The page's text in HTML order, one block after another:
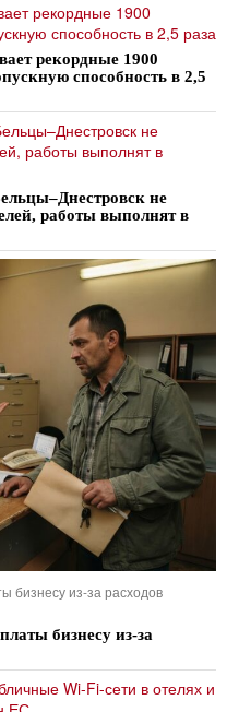
рекордные 1900
способность в 2,5
не
работы выполнят в
бизнесу из-за расходов
бизнесу из-за